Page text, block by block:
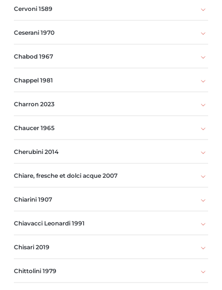
Cervoni 1589
Ceserani 1970
Chabod 1967
Chappel 1981
Charron 2023
Chaucer 1965
Cherubini 2014
Chiare, fresche et dolci acque 2007
Chiarini 1907
Chiavacci Leonardi 1991
Chisari 2019
Chittolini 1979